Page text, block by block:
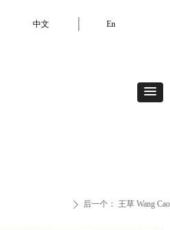
关于我们
中文 En
ꄲ 后一个： 王草 Wang Cao
中文 En